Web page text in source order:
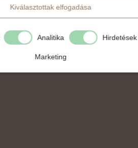
Kiválasztottak elfogadása
Analitika Hirdetések
Marketing